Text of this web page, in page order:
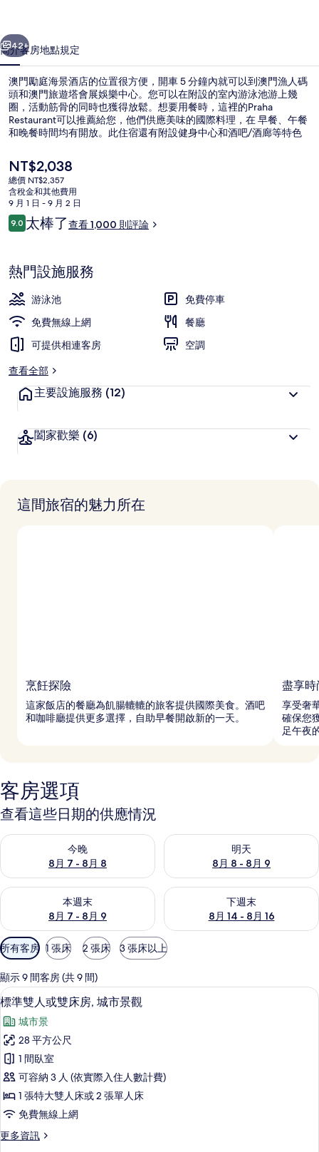
店
的
相
片
集
個 下一個
42+
簡介客房地點規定
澳門勵庭海景酒店的位置很方便，開車 5 分鐘內就可以到澳門漁人碼
頭和澳門旅遊塔會展娛樂中心。您可以在附設的室內游泳池游上幾
圈，活動筋骨的同時也獲得放鬆。想要用餐時，這裡的Praha
Restaurant可以推薦給您，他們供應美味的國際料理，在 早餐、午餐
和晚餐時間均有開放。此住宿還有附設健身中心和酒吧/酒廊等特色
目
前
的
價
格
是
NT$2,038
總價 NT$2,357
含稅金和其他費用
9 月 1 日 - 9 月 2 日
評
論
9.09.0 分，滿分 10 分，
太棒了查看 1,000 則評論
熱門設施服務
游泳池
免費停車
免費無線上網
餐廳
可提供相連客房
空調
查看全部
主要設施服務 (12)
闔家歡樂 (6)
這間旅宿的魅力所在
烹飪探險
這家飯店的餐廳為飢腸轆轆的旅客提供國際美食。酒吧
和咖啡廳提供更多選擇，自助早餐開啟新的一天。
盡享時
享受奢
確保您
足午夜
客房選項
查看這些日期的供應情況
今晚
8月 7 - 8月 8
查看今晚 (8月 7 - 8月 8) 的供應情況
明天
8月 8 - 8月 9
查看明天 (8月 8 - 8月 9) 的供
本週末
8月 7 - 8月 9
查看本週末 (8月 7 - 8月 9) 的供應情況
下週末
8月 14 - 8月 16
查看下週末 (8月 14 - 8月 16)
可
用
的
客
房
篩
選
條
件
所有客房 1 張床 2 張床 3 張床以上
顯示 9 間客房 (共 9 間)
顯
示
標
準
雙
人
或
雙
床
標準雙人或雙床房, 城市景觀 | 迷你吧
6
標準雙人或雙床房, 城市景觀
城市景
28 平方公尺
1 間臥室
可容納 3 人 (依實際入住人數計費)
1 張特大雙人床或 2 張單人床
免費無線上網
更多資訊
更